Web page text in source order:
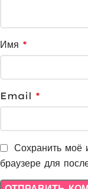
Имя *
Email *
Сохранить
браузере для